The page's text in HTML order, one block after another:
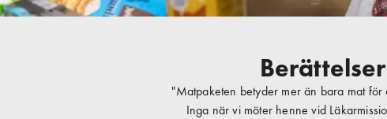
"Matpaketen betyder mer än bara mat
Inga när vi möter henne vid